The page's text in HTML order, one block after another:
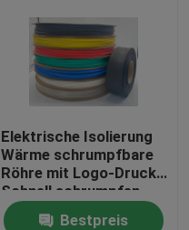
Elektrische Isolierung
Wärme schrumpfbare
Röhre mit Logo-Druck
Schnell schrumpfen
Bestpreis